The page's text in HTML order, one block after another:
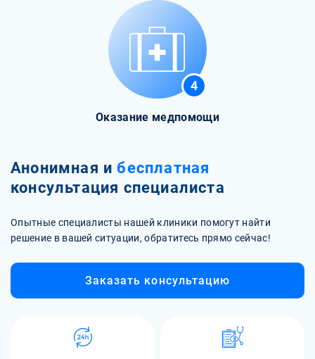
4
Оказание медпомощи
Анонимная и бесплатная
консультация специалиста
Опытные специалисты нашей клиники помогут найти
решение в вашей ситуации, обратитесь прямо сейчас!
Заказать консультацию